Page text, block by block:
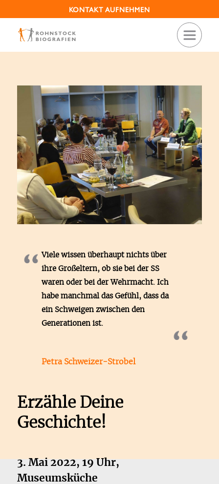
KONTAKT AUFNEHMEN
»Erzählsalons im Deutschen
Hygiene-Museum«
Viele wissen überhaupt nichts über
ihre Großeltern, ob sie bei der SS
waren oder bei der Wehrmacht. Ich
habe manchmal das Gefühl, dass da
ein Schweigen zwischen den
Generationen ist.
Petra Schweizer-Strobel
Erzähle Deine
Geschichte!
3. Mai 2022, 19 Uhr,
Museumsküche